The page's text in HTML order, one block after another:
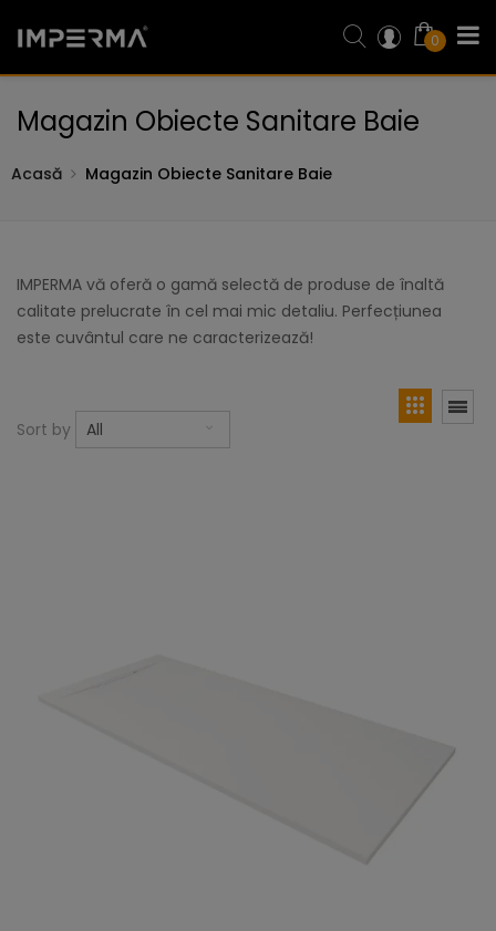
0
Magazin Obiecte Sanitare Baie
Acasă Magazin Obiecte Sanitare Baie
IMPERMA vă oferă o gamă selectă de produse de înaltă
calitate prelucrate în cel mai mic detaliu. Perfecțiunea
este cuvântul care ne caracterizează!
Sort by All